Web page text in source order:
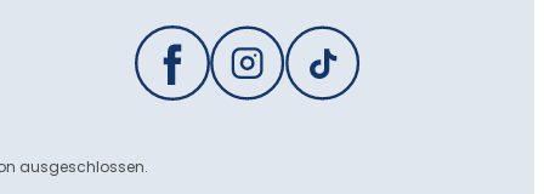
ausgeschlossen.